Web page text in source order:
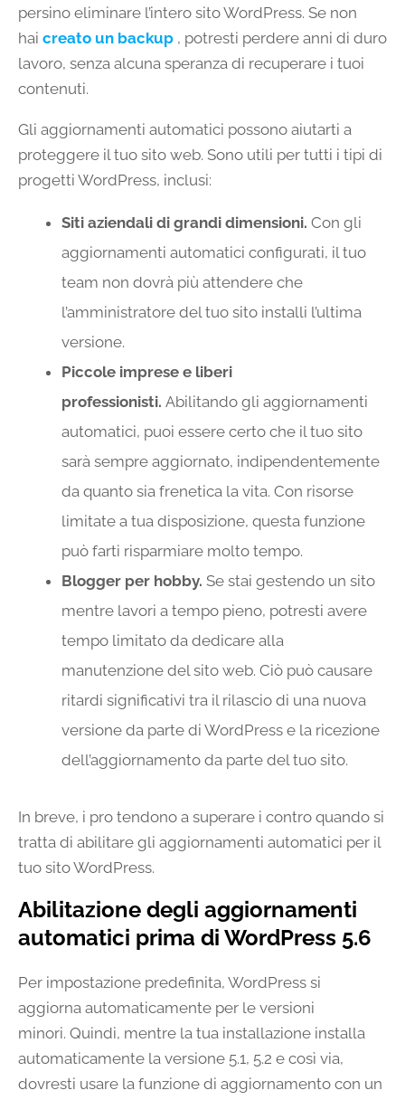
persino eliminare l’intero sito WordPress. Se non
hai creato un backup , potresti perdere anni di duro
lavoro, senza alcuna speranza di recuperare i tuoi
contenuti.
Gli aggiornamenti automatici possono aiutarti a
proteggere il tuo sito web. Sono utili per tutti i tipi di
progetti WordPress, inclusi:
Siti aziendali di grandi dimensioni. Con gli
aggiornamenti automatici configurati, il tuo
team non dovrà più attendere che
l’amministratore del tuo sito installi l’ultima
versione.
Piccole imprese e liberi
professionisti. Abilitando gli aggiornamenti
automatici, puoi essere certo che il tuo sito
sarà sempre aggiornato, indipendentemente
da quanto sia frenetica la vita. Con risorse
limitate a tua disposizione, questa funzione
può farti risparmiare molto tempo.
Blogger per hobby. Se stai gestendo un sito
mentre lavori a tempo pieno, potresti avere
tempo limitato da dedicare alla
manutenzione del sito web. Ciò può causare
ritardi significativi tra il rilascio di una nuova
versione da parte di WordPress e la ricezione
dell’aggiornamento da parte del tuo sito.
In breve, i pro tendono a superare i contro quando si
tratta di abilitare gli aggiornamenti automatici per il
tuo sito WordPress.
Abilitazione degli aggiornamenti
automatici prima di WordPress 5.6
Per impostazione predefinita, WordPress si
aggiorna automaticamente per le versioni
minori. Quindi, mentre la tua installazione installa
automaticamente la versione 5.1, 5.2 e così via,
dovresti usare la funzione di aggiornamento con un